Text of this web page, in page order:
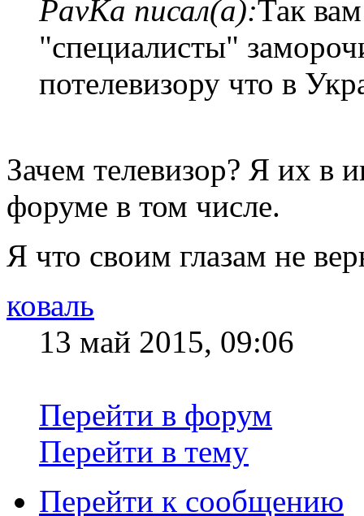
PavKa писал(а):Так
"специалисты"
потелевизору что в
Зачем телевизор? Я их в
форуме в том числе.
Я что своим глазам не
коваль
13 май 2015, 09:06
Перейти в форум
Перейти в тему
Перейти к сообщению